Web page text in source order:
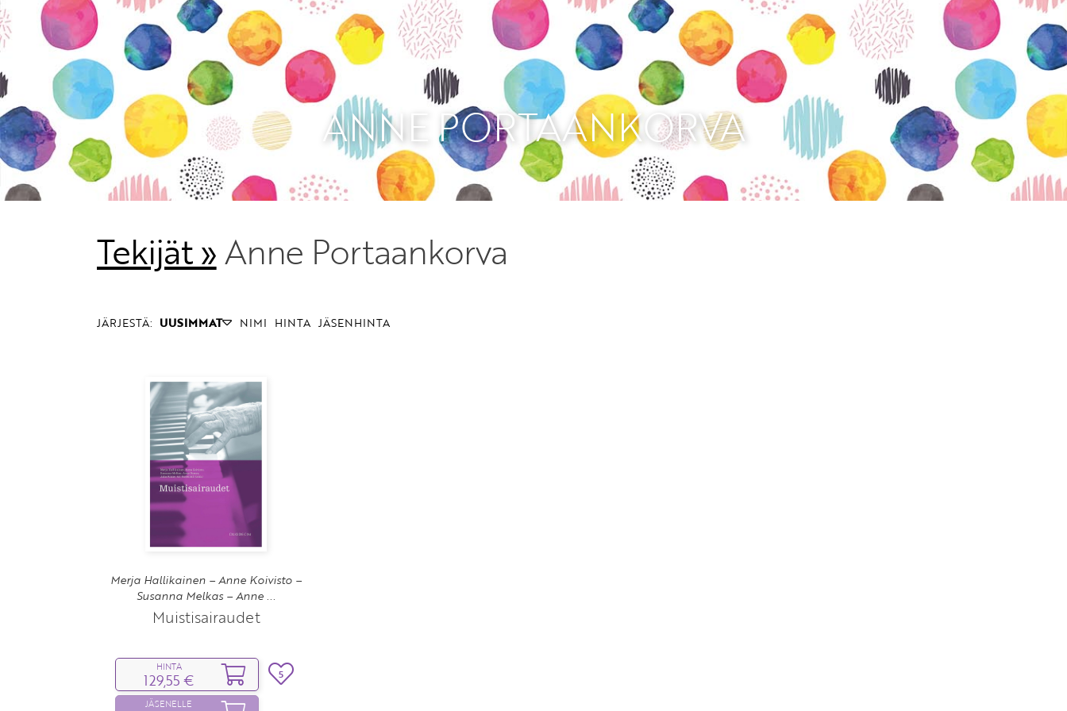
Etkö ole vielä Varhaiskasvatuksen Tietopalvelun
jäsen?
Liity tästä!
ANNE PORTAANKORVA
Tekijät »Anne Portaankorva
JÄRJESTÄ: UUSIMMAT NIMI HINTA JÄSENHINTA
Merja Hallikainen – Anne Koivisto –
Susanna Melkas – Anne ...
Muistisairaudet
HINTA
129,55 €
JÄSENELLE
5